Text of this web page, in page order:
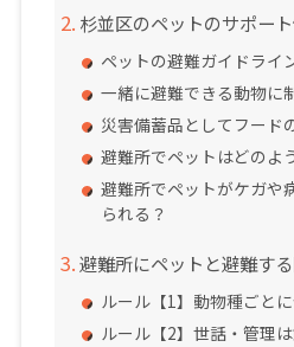
杉並区のペットのサポー
ペットの避難ガイドライ
一緒に避難できる動物に
災害備蓄品としてフード
避難所でペットはどのよ
避難所でペットがケガや
られる？
避難所にペットと避難す
ルール【1】動物種ごと
ルール【2】世話・管理